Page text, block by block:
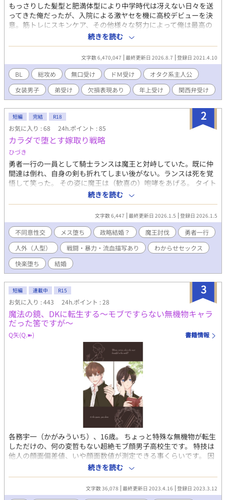
もっさりした髪型と肥満体型により中学時代は冴えない日々を送
ってきた俺だったが、入院による激ヤセを機に高校デビューを決
意。筋トレにスキンケア、その他様々な努力によって俺は最高の
ルックスとそこそこの自尊心を手に入れた！ 中学時代にやり込ん
だ乙ゲーやＢＬゲーを参考に、長身と美顔を武器に、名門男子校
の可愛い男子達を次々と攻略していく。 無口メカクレ男子、関西
弁のヤンキー、ビッチ系の女装男子、堅物メガネの副委員長、甘
え上手の現役アイドル、筋肉系の先輩、ワンコ系の後輩、父親違
いの弟、弱りきった元いじめっ子、耽美な生徒会長にその露払い
の副会長、盲目の芸術家とその兄達、おかっぱ頭の着物男子、胡
散臭い糸目な美少年、寂しがりな近所の小学生にその色っぽい父
親、やる気のないひねくれ留年男子……選り取りみどりの男子達
には第一印象をひっくり返す裏の顔が！？ ──以下注意事項──
※『』は電話やメッセージアプリのやり取りなど、（）は主人公
の心の声など、《》は主人公に聞き取り理解出来なかった外国語
など。 ※主人公総攻め。主人公は普通に浮気をします。 ※主人公
の心の声はうるさめ＆オタク色濃いめ。 ※受け達には全員ギャッ
プがあります。 ※登場人物のほとんどは貞操観念、倫理観などな
どが欠けています。 ※切り傷、火傷、手足の欠損、視覚障害等の
特徴を持つ受けが登場し、その描写があります。 ※受け同士の絡
みがあります(ほぐし合い、キス等) ※コメディ風味です、あくま
で風味です。 ※タイトルの後に（）でメインの登場人物名を記し
てあります。順次全話実装予定です。 ×がある場合は性的描写
アリ、＋の場合は軽い絡みまでとなっております。
続きを読む
文字数 6,470,047 最終更新日 2026.8.7 登録日 2021.4.10
BL 総攻め 無口受け ドＭ受け
オタク系主人公
女装男子
弟受け 欠損表現あり 年上受け 関西弁受け
2
短編 完結 R18
お気に入り : 68 24h.ポイント : 85
カラダで堕とす嫁取り戦略
ひづき
勇者一行の一員として騎士ランスは魔王と対峙していた。既に仲
間達は倒れ、自身の剣も折れてしまい後がない。ランスは死を覚
悟して笑った。 その姿に魔王は（歓喜の）咆哮をあげる。 タイト
ル通りです。 無理やりモノを書きたかったはずなのに、どうして
もコメディ風味になってしまう。悲壮感は迷子。騎士受け。
続きを読む
文字数 6,447 最終更新日 2026.1.5 登録日 2026.1.5
不同意性交 メス堕ち 政略結婚？ 魔王討伐
勇者一行
人外（人型）
戦闘・暴力・流血描写あり
わからせセックス
快楽堕ち
結婚
3
短編 連載中 R15
お気に入り : 443 24h.ポイント : 28
魔法の鏡、DKに転生する〜モブですらない無機物キャラ
だった筈ですが〜
Q矢(Q.➽) 書籍情報
各務宇一（かがみういち）、16歳。 ちょっと特殊な無機物が転生
しただけの、何の変哲もない超絶モブ顔男子高校生です。 特技は
他人の顔面偏差値、いや顔面数値が測定できる事くらいです。 因
みに恋愛対象は女性。 よろしくお願いします。 ※ベースは白雪姫
のお話です。 ※転生キャラ、徐々に出てきます。 ※こちらの作品
はコメディ風味となっております。 ※ゆっくり更新です。 ※表紙
絵は友人の青氏に描いていただきました。
続きを読む
文字数 36,078 最終更新日 2023.4.16 登録日 2023.3.12